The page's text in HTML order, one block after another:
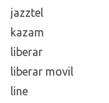
jazztel
kazam
liberar
liberar movil
line